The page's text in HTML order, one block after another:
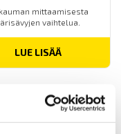
mittaamisesta
vaihtelua.
LUE LISÄÄ